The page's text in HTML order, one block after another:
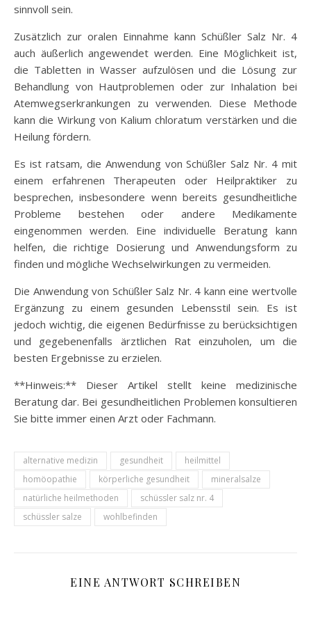
sinnvoll sein.
Zusätzlich zur oralen Einnahme kann Schüßler Salz Nr. 4
auch äußerlich angewendet werden. Eine Möglichkeit ist,
die Tabletten in Wasser aufzulösen und die Lösung zur
Behandlung von Hautproblemen oder zur Inhalation bei
Atemwegserkrankungen zu verwenden. Diese Methode
kann die Wirkung von Kalium chloratum verstärken und die
Heilung fördern.
Es ist ratsam, die Anwendung von Schüßler Salz Nr. 4 mit
einem erfahrenen Therapeuten oder Heilpraktiker zu
besprechen, insbesondere wenn bereits gesundheitliche
Probleme bestehen oder andere Medikamente
eingenommen werden. Eine individuelle Beratung kann
helfen, die richtige Dosierung und Anwendungsform zu
finden und mögliche Wechselwirkungen zu vermeiden.
Die Anwendung von Schüßler Salz Nr. 4 kann eine wertvolle
Ergänzung zu einem gesunden Lebensstil sein. Es ist
jedoch wichtig, die eigenen Bedürfnisse zu berücksichtigen
und gegebenenfalls ärztlichen Rat einzuholen, um die
besten Ergebnisse zu erzielen.
**Hinweis:** Dieser Artikel stellt keine medizinische
Beratung dar. Bei gesundheitlichen Problemen konsultieren
Sie bitte immer einen Arzt oder Fachmann.
alternative medizin gesundheit
heilmittel
homöopathie
körperliche gesundheit
mineralsalze
natürliche heilmethoden
schüssler salz nr. 4
schüssler salze
wohlbefinden
EINE ANTWORT SCHREIBEN